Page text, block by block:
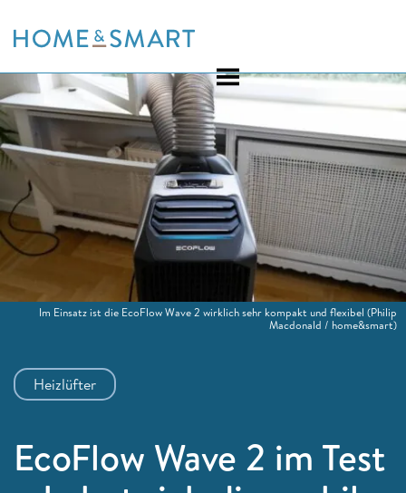
to
Heizlüfter
EcoFlow Wave 2 im Test
Im Einsatz ist die EcoFlow Wave 2 wirklich sehr kompakt und flexibel (Philip
Macdonald / home&smart)